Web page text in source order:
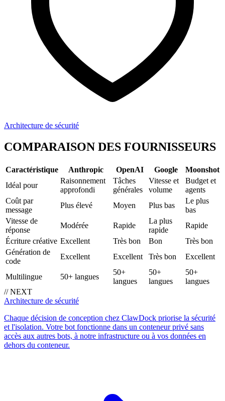
Architecture de sécurité
COMPARAISON DES FOURNISSEURS
Caractéristique Anthropic OpenAI Google
Moonshot
Idéal pour
Raisonnement
approfondi
Tâches
générales
Vitesse et
volume
Budget et
agents
Coût par
message
Plus élevé Moyen Plus bas
Le plus
bas
Vitesse de
réponse
Modérée Rapide
La plus
rapide
Rapide
Écriture créative Excellent Très bon Bon
Très bon
Génération de
code
Excellent Excellent Très bon Excellent
Multilingue 50+ langues
50+
langues
50+
langues
50+
langues
// NEXT
Architecture de sécurité
Chaque décision de conception chez ClawDock priorise la sécurité
et l'isolation. Votre bot fonctionne dans un conteneur privé sans
accès aux autres bots, à notre infrastructure ou à vos données en
dehors du conteneur.